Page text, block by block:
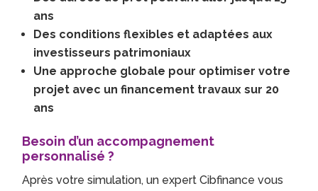
ans
Des conditions flexibles et adaptées aux
investisseurs patrimoniaux
Une approche globale pour optimiser votre
projet avec un financement travaux sur 20
ans
Besoin d’un accompagnement
personnalisé ?
Après votre simulation, un expert Cibfinance vous